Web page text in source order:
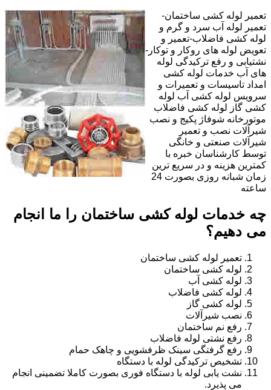
تعمیر لوله کشی ساختمان-
تعمیر لوله آب سرد و گرم و
لوله کشی فاضلاب-تعمیر و
تعویض لوله های روکار و توکار-
نشتیابی و رفع ترکیدگی لوله
های آب خدمات لوله کشی
امداد تاسیسات و تعمیرات و
سرویس لوله کشی آب لوله
کشی گاز لوله کشی فاضلاب
موتورخانه شوفاژ پکیج و نصب
شیرآلات نصب و تعمیر
شیرآلات صنعتی و خانگی
توسط کارشناسان خبره با
کمترین هزینه و در سریع ترین
زمان شبانه روزی بصورت 24
ساعته
چه خدمات لوله کشی ساختمان را ما انجام
می دهیم؟
تعمیر لوله کشی ساختمان
لوله کشی ساختمان
لوله کشی آب
لوله کشی فاضلاب
لوله کشی گاز
نصب شیرآلات
رفع نم ساختمان
رفع نشتی لوله فاضلاب
رفع گرفتگی سینک ظرفشویی و چاهک حمام
تشخیص ترکیدگی لوله با دستگاه
نشت یابی لوله با دستگاه فوری بصورت کاملا تضمینی انجام
می پذیرد.